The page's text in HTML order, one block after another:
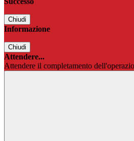
Chiudi
Informazione
Chiudi
Attendere...
Attendere il completamento